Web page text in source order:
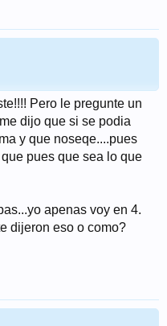
Pero le pregunte un
dijo que si se podia
y que noseqe....pues
pues que sea lo que
apenas voy en 4.
dijeron eso o como?